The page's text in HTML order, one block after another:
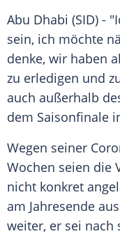
Abu Dhabi (SID) -
sein, ich möchte
denke, wir haben
zu erledigen und
auch außerhalb
dem Saisonfinale
Wegen seiner
Wochen seien die
nicht konkret
am Jahresende
weiter, er sei nach